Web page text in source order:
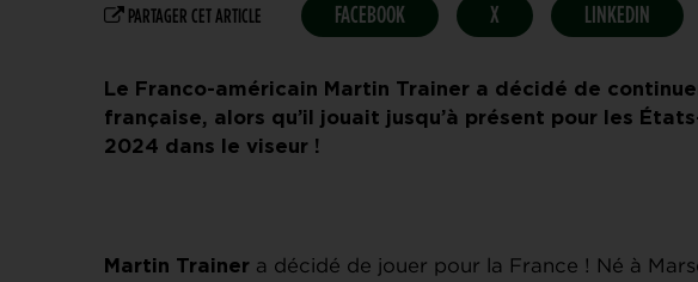
PARTAGER CET ARTICLE FACEBOOK X LINKEDIN
Le Franco-américain Martin Trainer a décidé de
française, alors qu’il jouait jusqu’à présent pour les
2024 dans le viseur !
Martin Trainer a décidé de jouer pour la France ! Né à